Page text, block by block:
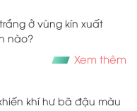
ở vùng kín xuất
nào?
Xem thêm
khí hư bã đậu màu